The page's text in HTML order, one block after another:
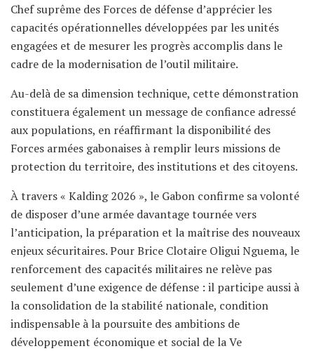
Chef suprême des Forces de défense d’apprécier les
capacités opérationnelles développées par les unités
engagées et de mesurer les progrès accomplis dans le
cadre de la modernisation de l’outil militaire.
Au-delà de sa dimension technique, cette démonstration
constituera également un message de confiance adressé
aux populations, en réaffirmant la disponibilité des
Forces armées gabonaises à remplir leurs missions de
protection du territoire, des institutions et des citoyens.
À travers « Kalding 2026 », le Gabon confirme sa volonté
de disposer d’une armée davantage tournée vers
l’anticipation, la préparation et la maîtrise des nouveaux
enjeux sécuritaires. Pour Brice Clotaire Oligui Nguema, le
renforcement des capacités militaires ne relève pas
seulement d’une exigence de défense : il participe aussi à
la consolidation de la stabilité nationale, condition
indispensable à la poursuite des ambitions de
développement économique et social de la Ve